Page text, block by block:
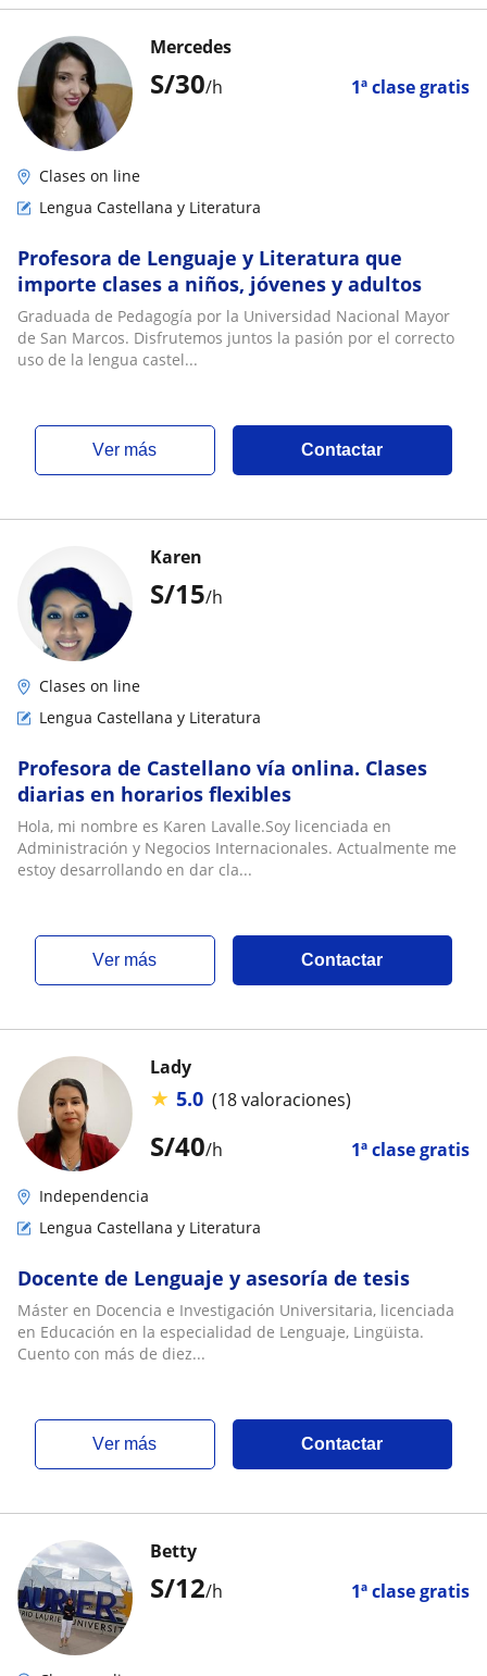
S/30/h 1ª clase gratis
Mercedes
Clases on line
Lengua Castellana y Literatura
Profesora de Lenguaje y Literatura que
importe clases a niños, jóvenes y adultos
Graduada de Pedagogía por la Universidad Nacional Mayor
de San Marcos. Disfrutemos juntos la pasión por el correcto
uso de la lengua castel...
ver más Contactar
S/15/h
Karen
Clases on line
Lengua Castellana y Literatura
Profesora de Castellano vía onlina. Clases
diarias en horarios flexibles
Hola, mi nombre es Karen Lavalle.Soy licenciada en
Administración y Negocios Internacionales. Actualmente me
estoy desarrollando en dar cla...
ver más Contactar
S/40/h 1ª clase gratis
Lady
★ 5.0 (18 valoraciones)
Independencia
Lengua Castellana y Literatura
Docente de Lenguaje y asesoría de tesis
Máster en Docencia e Investigación Universitaria, licenciada
en Educación en la especialidad de Lenguaje, Lingüista.
Cuento con más de diez...
ver más Contactar
S/12/h 1ª clase gratis
Betty